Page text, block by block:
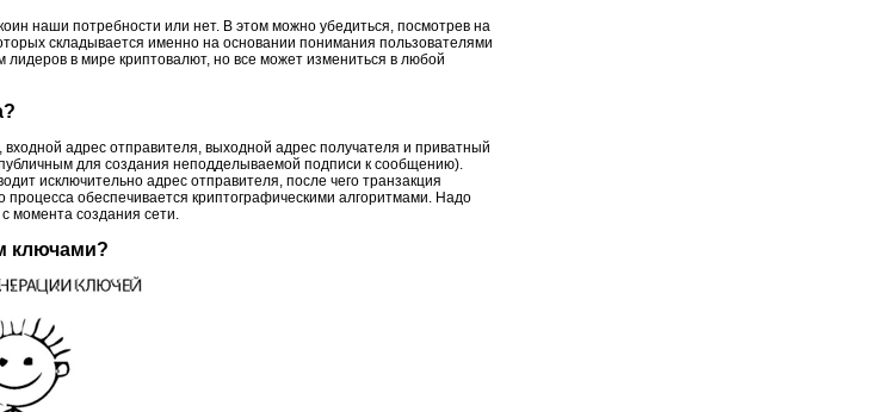
наши потребности или нет. В этом можно убедиться, посмотрев на
складывается именно на основании понимания пользователями
в мире криптовалют, но все может измениться в любой
адрес отправителя, выходной адрес получателя и приватный
для создания неподделываемой подписи к сообщению).
исключительно адрес отправителя, после чего транзакция
обеспечивается криптографическими алгоритмами. Надо
момента создания сети.
ключами?